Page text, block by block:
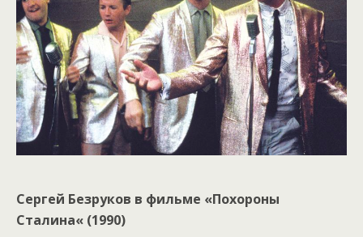
Сергей Безруков в фильме «Похороны
Сталина« (1990)